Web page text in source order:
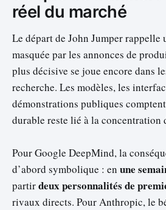
réel du marché
Le départ de John Jumper rappelle
masquée par les annonces de
plus décisive se joue encore dans
recherche. Les modèles, les
démonstrations publiques
durable reste lié à la concentration
Pour Google DeepMind, la
d’abord symbolique : en une
partirdeux personnalités de
rivaux directs. Pour Anthropic, le